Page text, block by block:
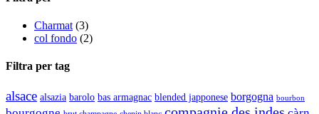
Charmat (3)
col fondo (2)
Filtra per tag
alsace alsazia barolo bas armagnac blended japponese borgogna bourbon